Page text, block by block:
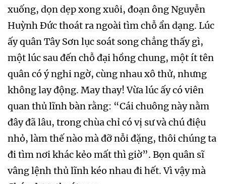
xuống, dọn dẹp xong xuôi, đoạn ông Nguyễn
Huỳnh Đức thoát ra ngoài tìm chỗ ẩn dạng. Lúc
ấy quân Tây Sơn lục soát song chẳng thấy gì,
một lúc sau đến chỗ đại hồng chung, một ít tên
quân có ý nghi ngờ, cùng nhau xô thử, nhưng
không lay động. May thay! Vừa lúc ấy có viên
quan thủ lĩnh bàn rằng: “Cái chuông này nằm
đây đã lâu, trong chùa chỉ có vị sư và chú điệu
nhỏ, làm thế nào mà đỡ nỗi đặng, thôi chúng ta
đi tìm nơi khác kẻo mất thì giờ”. Bọn quân sĩ
vâng lệnh thủ lĩnh kéo nhau đi hết. Vì vậy mà